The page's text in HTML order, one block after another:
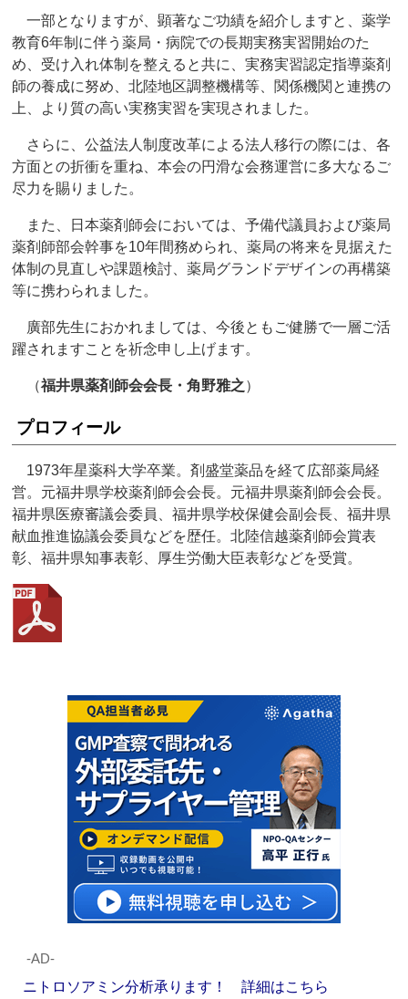
一部となりますが、顕著なご功績を紹介しますと、薬学
教育6年制に伴う薬局・病院での長期実務実習開始のた
め、受け入れ体制を整えると共に、実務実習認定指導薬剤
師の養成に努め、北陸地区調整機構等、関係機関と連携の
上、より質の高い実務実習を実現されました。
さらに、公益法人制度改革による法人移行の際には、各
方面との折衝を重ね、本会の円滑な会務運営に多大なるご
尽力を賜りました。
また、日本薬剤師会においては、予備代議員および薬局
薬剤師部会幹事を10年間務められ、薬局の将来を見据えた
体制の見直しや課題検討、薬局グランドデザインの再構築
等に携わられました。
廣部先生におかれましては、今後ともご健勝で一層ご活
躍されますことを祈念申し上げます。
（福井県薬剤師会会長・角野雅之）
プロフィール
1973年星薬科大学卒業。剤盛堂薬品を経て広部薬局経
営。元福井県学校薬剤師会会長。元福井県薬剤師会会長。
福井県医療審議会委員、福井県学校保健会副会長、福井県
献血推進協議会委員などを歴任。北陸信越薬剤師会賞表
彰、福井県知事表彰、厚生労働大臣表彰などを受賞。
‐AD‐
ニトロソアミン分析承ります！ 詳細はこちら